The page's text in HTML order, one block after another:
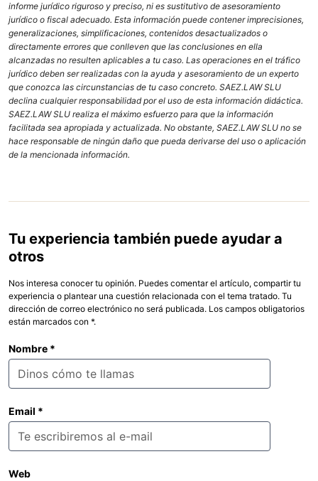
informe jurídico riguroso y preciso, ni es sustitutivo de asesoramiento
jurídico o fiscal adecuado. Esta información puede contener imprecisiones,
generalizaciones, simplificaciones, contenidos desactualizados o
directamente errores que conlleven que las conclusiones en ella
alcanzadas no resulten aplicables a tu caso. Las operaciones en el tráfico
jurídico deben ser realizadas con la ayuda y asesoramiento de un experto
que conozca las circunstancias de tu caso concreto. SAEZ.LAW SLU
declina cualquier responsabilidad por el uso de esta información didáctica.
SAEZ.LAW SLU realiza el máximo esfuerzo para que la información
facilitada sea apropiada y actualizada. No obstante, SAEZ.LAW SLU no se
hace responsable de ningún daño que pueda derivarse del uso o aplicación
de la mencionada información.
Tu experiencia también puede ayudar a
otros
Nos interesa conocer tu opinión. Puedes comentar el artículo, compartir tu
experiencia o plantear una cuestión relacionada con el tema tratado. Tu
dirección de correo electrónico no será publicada. Los campos obligatorios
están marcados con *.
Nombre *
Email *
Web